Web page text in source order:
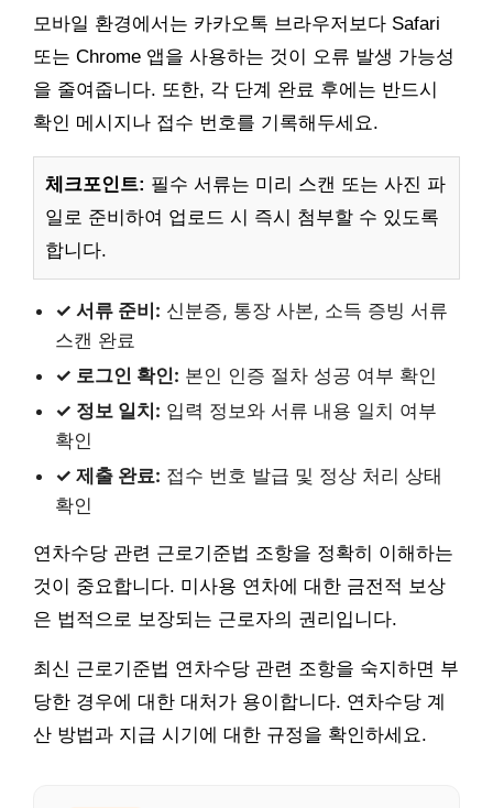
모바일 환경에서는 카카오톡 브라우저보다 Safari
또는 Chrome 앱을 사용하는 것이 오류 발생 가능성
을 줄여줍니다. 또한, 각 단계 완료 후에는 반드시
확인 메시지나 접수 번호를 기록해두세요.
체크포인트: 필수 서류는 미리 스캔 또는 사진 파
일로 준비하여 업로드 시 즉시 첨부할 수 있도록
합니다.
✓ 서류 준비: 신분증, 통장 사본, 소득 증빙 서류
스캔 완료
✓ 로그인 확인: 본인 인증 절차 성공 여부 확인
✓ 정보 일치: 입력 정보와 서류 내용 일치 여부
확인
✓ 제출 완료: 접수 번호 발급 및 정상 처리 상태
확인
연차수당 관련 근로기준법 조항을 정확히 이해하는
것이 중요합니다. 미사용 연차에 대한 금전적 보상
은 법적으로 보장되는 근로자의 권리입니다.
최신 근로기준법 연차수당 관련 조항을 숙지하면 부
당한 경우에 대한 대처가 용이합니다. 연차수당 계
산 방법과 지급 시기에 대한 규정을 확인하세요.